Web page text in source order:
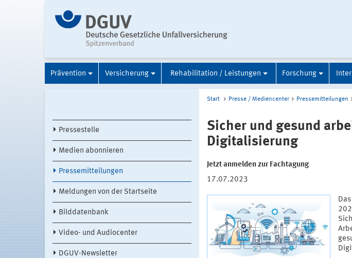
Prävention Versicherung Rehabilitation / Leistungen Forschung
Pressestelle
Medien abonnieren
Pressemitteilungen
Meldungen von der Startseite
Bilddatenbank
Video- und Audiocenter
DGUV-Newsletter
Start Presse / Mediencenter Pressemitteilungen
Sicher und gesund
Digitalisierung
Jetzt anmelden zur Fachtagung
17.07.2023